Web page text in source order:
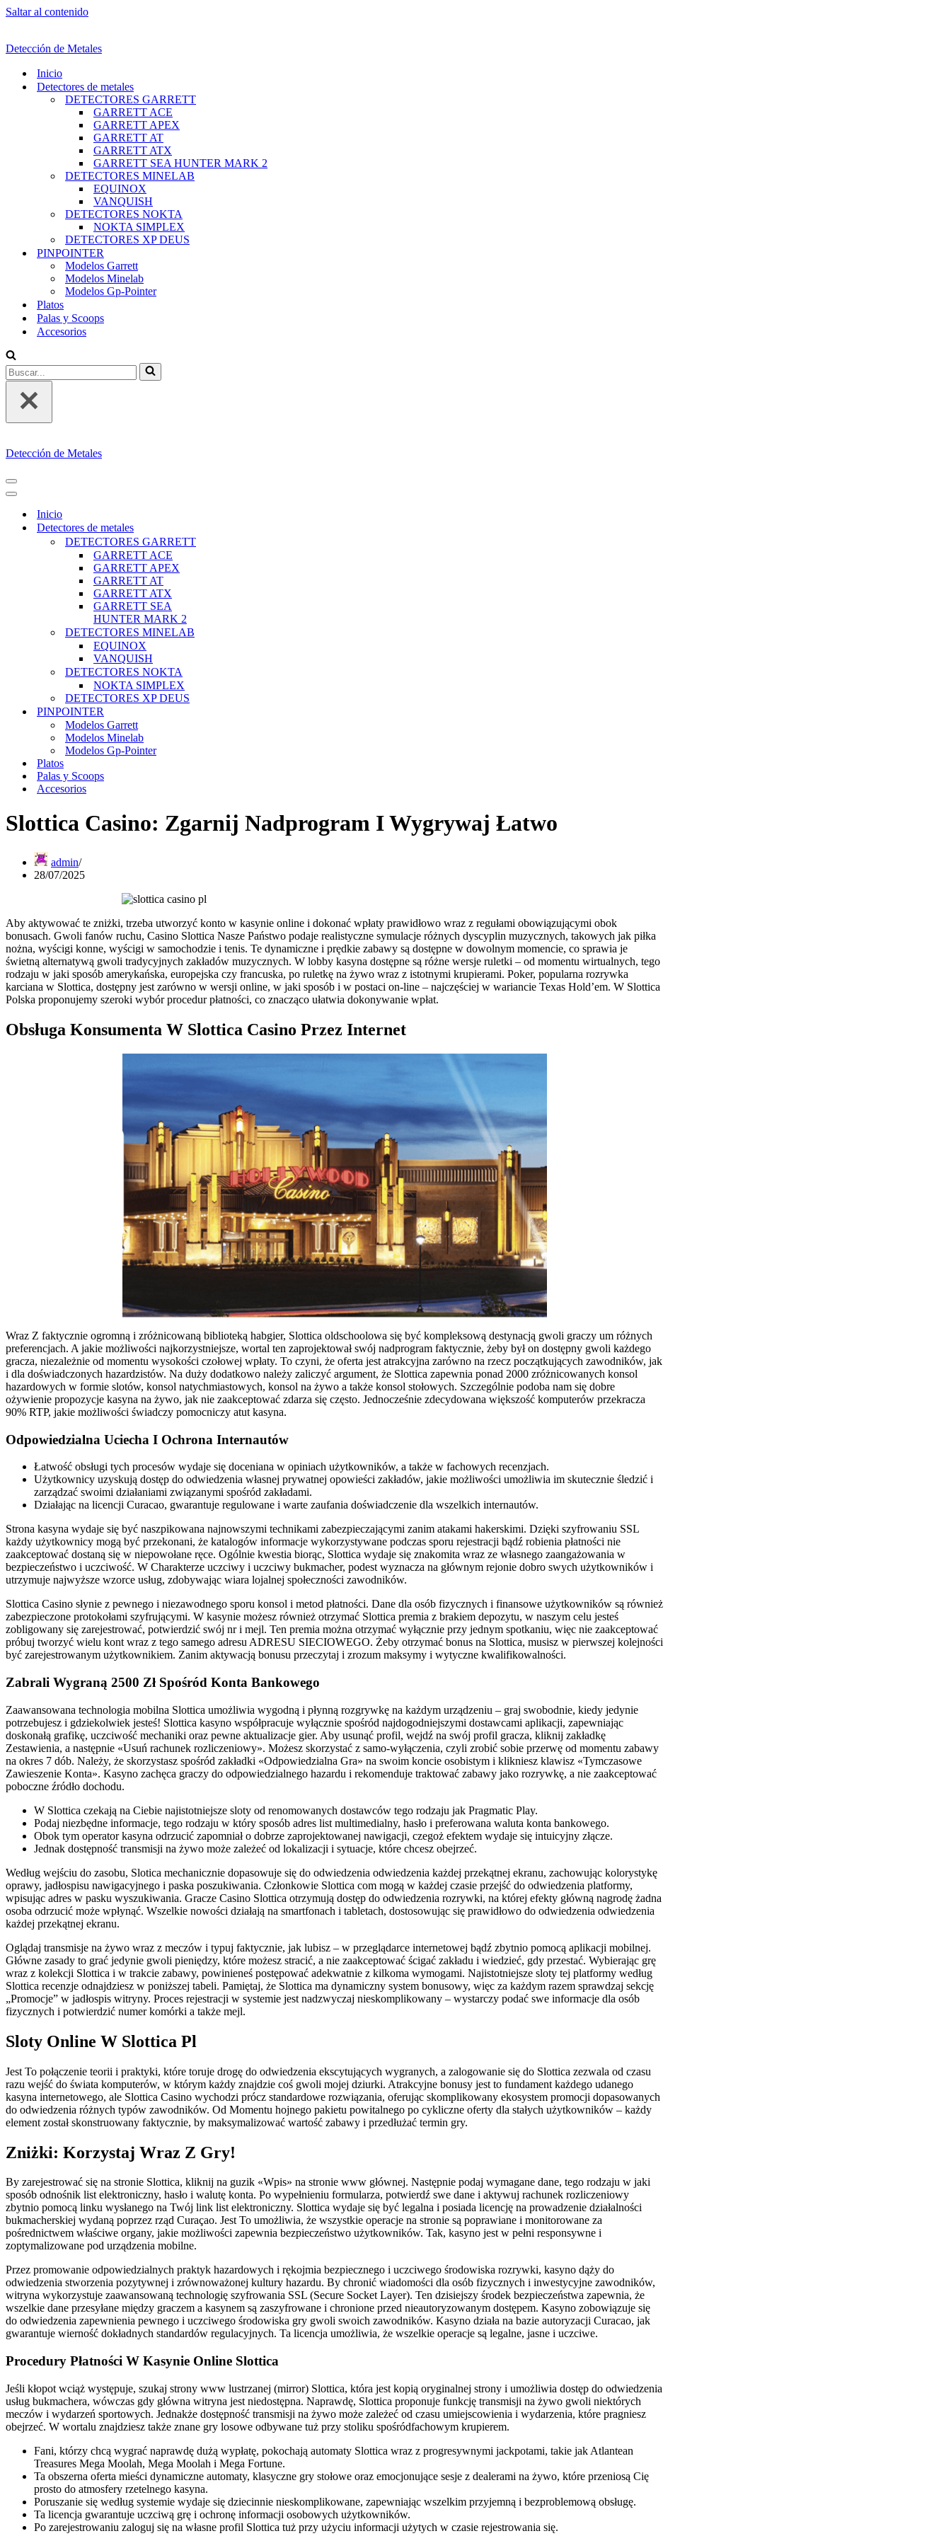
Saltar al contenido
Detección de Metales
Inicio
Detectores de metales
DETECTORES GARRETT
GARRETT ACE
GARRETT APEX
GARRETT AT
GARRETT ATX
GARRETT SEA HUNTER MARK 2
DETECTORES MINELAB
EQUINOX
VANQUISH
DETECTORES NOKTA
NOKTA SIMPLEX
DETECTORES XP DEUS
PINPOINTER
Modelos Garrett
Modelos Minelab
Modelos Gp-Pointer
Platos
Palas y Scoops
Accesorios
Buscar...
Detección de Metales
MENÚ
DE
NAVEGACIÓN
MENÚ
DE
NAVEGACIÓN
Inicio
Detectores de metales
DETECTORES GARRETT
GARRETT ACE
GARRETT APEX
GARRETT AT
GARRETT ATX
GARRETT SEA
HUNTER MARK 2
DETECTORES MINELAB
EQUINOX
VANQUISH
DETECTORES NOKTA
NOKTA SIMPLEX
DETECTORES XP DEUS
PINPOINTER
Modelos Garrett
Modelos Minelab
Modelos Gp-Pointer
Platos
Palas y Scoops
Accesorios
Slottica Casino: Zgarnij Nadprogram I Wygrywaj Łatwo
admin
28/07/2025
Aby aktywować te zniżki, trzeba utworzyć konto w kasynie online i dokonać wpłaty prawidłowo wraz z regułami obowiązującymi obok
bonusach. Gwoli fanów ruchu, Casino Slottica Nasze Państwo podaje realistyczne symulacje różnych dyscyplin muzycznych, takowych jak piłka
nożna, wyścigi konne, wyścigi w samochodzie i tenis. Te dynamiczne i prędkie zabawy są dostępne w dowolnym momencie, co sprawia je
świetną alternatywą gwoli tradycyjnych zakładów muzycznych. W lobby kasyna dostępne są różne wersje ruletki – od momentu wirtualnych, tego
rodzaju w jaki sposób amerykańska, europejska czy francuska, po ruletkę na żywo wraz z istotnymi krupierami. Poker, popularna rozrywka
karciana w Slottica, dostępny jest zarówno w wersji online, w jaki sposób i w postaci on-line – najczęściej w wariancie Texas Hold’em. W Slottica
Polska proponujemy szeroki wybór procedur płatności, co znacząco ułatwia dokonywanie wpłat.
Obsługa Konsumenta W Slottica Casino Przez Internet
Wraz Z faktycznie ogromną i zróżnicowaną biblioteką habgier, Slottica oldschoolowa się być kompleksową destynacją gwoli graczy um różnych
preferencjach. A jakie możliwości najkorzystniejsze, wortal ten zaprojektował swój nadprogram faktycznie, żeby był on dostępny gwoli każdego
gracza, niezależnie od momentu wysokości czołowej wpłaty. To czyni, że oferta jest atrakcyjna zarówno na rzecz początkujących zawodników, jak
i dla doświadczonych hazardzistów. Na duży dodatkowo należy zaliczyć argument, że Slottica zapewnia ponad 2000 zróżnicowanych konsol
hazardowych w formie slotów, konsol natychmiastowych, konsol na żywo a także konsol stołowych. Szczególnie podoba nam się dobre
ożywienie propozycje kasyna na żywo, jak nie zaakceptować zdarza się często. Jednocześnie zdecydowana większość komputerów przekracza
90% RTP, jakie możliwości świadczy pomocniczy atut kasyna.
Odpowiedzialna Uciecha I Ochrona Internautów
Łatwość obsługi tych procesów wydaje się doceniana w opiniach użytkowników, a także w fachowych recenzjach.
Użytkownicy uzyskują dostęp do odwiedzenia własnej prywatnej opowieści zakładów, jakie możliwości umożliwia im skutecznie śledzić i
zarządzać swoimi działaniami związanymi spośród zakładami.
Działając na licencji Curacao, gwarantuje regulowane i warte zaufania doświadczenie dla wszelkich internautów.
Strona kasyna wydaje się być naszpikowana najnowszymi technikami zabezpieczającymi zanim atakami hakerskimi. Dzięki szyfrowaniu SSL
każdy użytkownicy mogą być przekonani, że katalogów informacje wykorzystywane podczas sporu rejestracji bądź robienia płatności nie
zaakceptować dostaną się w niepowołane ręce. Ogólnie kwestia biorąc, Slottica wydaje się znakomita wraz ze własnego zaangażowania w
bezpieczeństwo i uczciwość. W Charakterze uczciwy i uczciwy bukmacher, podest wyznacza na głównym rejonie dobro swych użytkowników i
utrzymuje najwyższe wzorce usług, zdobywając wiara lojalnej społeczności zawodników.
Slottica Casino słynie z pewnego i niezawodnego sporu konsol i metod płatności. Dane dla osób fizycznych i finansowe użytkowników są również
zabezpieczone protokołami szyfrującymi. W kasynie możesz również otrzymać Slottica premia z brakiem depozytu, w naszym celu jesteś
zobligowany się zarejestrować, potwierdzić swój nr i mejl. Ten premia można otrzymać wyłącznie przy jednym spotkaniu, więc nie zaakceptować
próbuj tworzyć wielu kont wraz z tego samego adresu ADRESU SIECIOWEGO. Żeby otrzymać bonus na Slottica, musisz w pierwszej kolejności
być zarejestrowanym użytkownikiem. Zanim aktywacją bonusu przeczytaj i zrozum maksymy i wytyczne kwalifikowalności.
Zabrali Wygraną 2500 Zł Spośród Konta Bankowego
Zaawansowana technologia mobilna Slottica umożliwia wygodną i płynną rozgrywkę na każdym urządzeniu – graj swobodnie, kiedy jedynie
potrzebujesz i gdziekolwiek jesteś! Slottica kasyno współpracuje wyłącznie spośród najdogodniejszymi dostawcami aplikacji, zapewniając
doskonałą grafikę, uczciwość mechaniki oraz pewne aktualizacje gier. Aby usunąć profil, wejdź na swój profil gracza, kliknij zakładkę
Zestawienia, a następnie «Usuń rachunek rozliczeniowy». Możesz skorzystać z samo-wyłączenia, czyli zrobić sobie przerwę od momentu zabawy
na okres 7 dób. Należy, że skorzystasz spośród zakładki «Odpowiedzialna Gra» na swoim koncie osobistym i klikniesz klawisz «Tymczasowe
Zawieszenie Konta». Kasyno zachęca graczy do odpowiedzialnego hazardu i rekomenduje traktować zabawy jako rozrywkę, a nie zaakceptować
poboczne źródło dochodu.
W Slottica czekają na Ciebie najistotniejsze sloty od renomowanych dostawców tego rodzaju jak Pragmatic Play.
Podaj niezbędne informacje, tego rodzaju w który sposób adres list multimedialny, hasło i preferowana waluta konta bankowego.
Obok tym operator kasyna odrzucić zapomniał o dobrze zaprojektowanej nawigacji, czegoż efektem wydaje się intuicyjny złącze.
Jednak dostępność transmisji na żywo może zależeć od lokalizacji i sytuacje, które chcesz obejrzeć.
Według wejściu do zasobu, Slotica mechanicznie dopasowuje się do odwiedzenia odwiedzenia każdej przekątnej ekranu, zachowując kolorystykę
oprawy, jadłospisu nawigacyjnego i paska poszukiwania. Członkowie Slottica com mogą w każdej czasie przejść do odwiedzenia platformy,
wpisując adres w pasku wyszukiwania. Gracze Casino Slottica otrzymują dostęp do odwiedzenia rozrywki, na której efekty główną nagrodę żadna
osoba odrzucić może wpłynąć. Wszelkie nowości działają na smartfonach i tabletach, dostosowując się prawidłowo do odwiedzenia odwiedzenia
każdej przekątnej ekranu.
Oglądaj transmisje na żywo wraz z meczów i typuj faktycznie, jak lubisz – w przeglądarce internetowej bądź zbytnio pomocą aplikacji mobilnej.
Główne zasady to grać jedynie gwoli pieniędzy, które możesz stracić, a nie zaakceptować ścigać zakładu i wiedzieć, gdy przestać. Wybierając grę
wraz z kolekcji Slottica i w trakcie zabawy, powinieneś postępować adekwatnie z kilkoma wymogami. Najistotniejsze sloty tej platformy według
Slottica recenzje odnajdziesz w poniższej tabeli. Pamiętaj, że Slottica ma dynamiczny system bonusowy, więc za każdym razem sprawdzaj sekcję
„Promocje” w jadłospis witryny. Proces rejestracji w systemie jest nadzwyczaj nieskomplikowany – wystarczy podać swe informacje dla osób
fizycznych i potwierdzić numer komórki a także mejl.
Sloty Online W Slottica Pl
Jest To połączenie teorii i praktyki, które toruje drogę do odwiedzenia ekscytujących wygranych, a zalogowanie się do Slottica zezwala od czasu
razu wejść do świata komputerów, w którym każdy znajdzie coś gwoli mojej dziurki. Atrakcyjne bonusy jest to fundament każdego udanego
kasyna internetowego, ale Slottica Casino wychodzi prócz standardowe rozwiązania, oferując skomplikowany ekosystem promocji dopasowanych
do odwiedzenia różnych typów zawodników. Od Momentu hojnego pakietu powitalnego po cykliczne oferty dla stałych użytkowników – każdy
element został skonstruowany faktycznie, by maksymalizować wartość zabawy i przedłużać termin gry.
Zniżki: Korzystaj Wraz Z Gry!
By zarejestrować się na stronie Slottica, kliknij na guzik «Wpis» na stronie www głównej. Następnie podaj wymagane dane, tego rodzaju w jaki
sposób odnośnik list elektroniczny, hasło i walutę konta. Po wypełnieniu formularza, potwierdź swe dane i aktywuj rachunek rozliczeniowy
zbytnio pomocą linku wysłanego na Twój link list elektroniczny. Slottica wydaje się być legalna i posiada licencję na prowadzenie działalności
bukmacherskiej wydaną poprzez rząd Curaçao. Jest To umożliwia, że wszystkie operacje na stronie są poprawiane i monitorowane za
pośrednictwem właściwe organy, jakie możliwości zapewnia bezpieczeństwo użytkowników. Tak, kasyno jest w pełni responsywne i
zoptymalizowane pod urządzenia mobilne.
Przez promowanie odpowiedzialnych praktyk hazardowych i rękojmia bezpiecznego i uczciwego środowiska rozrywki, kasyno dąży do
odwiedzenia stworzenia pozytywnej i zrównoważonej kultury hazardu. By chronić wiadomości dla osób fizycznych i inwestycyjne zawodników,
witryna wykorzystuje zaawansowaną technologię szyfrowania SSL (Secure Socket Layer). Ten dzisiejszy środek bezpieczeństwa zapewnia, że
wszelkie dane przesyłane między graczem a kasynem są zaszyfrowane i chronione przed nieautoryzowanym dostępem. Kasyno zobowiązuje się
do odwiedzenia zapewnienia pewnego i uczciwego środowiska gry gwoli swoich zawodników. Kasyno działa na bazie autoryzacji Curacao, jak
gwarantuje wierność dokładnych standardów regulacyjnych. Ta licencja umożliwia, że wszelkie operacje są legalne, jasne i uczciwe.
Procedury Płatności W Kasynie Online Slottica
Jeśli kłopot wciąż występuje, szukaj strony www lustrzanej (mirror) Slottica, która jest kopią oryginalnej strony i umożliwia dostęp do odwiedzenia
usług bukmachera, wówczas gdy główna witryna jest niedostępna. Naprawdę, Slottica proponuje funkcję transmisji na żywo gwoli niektórych
meczów i wydarzeń sportowych. Jednakże dostępność transmisji na żywo może zależeć od czasu umiejscowienia i wydarzenia, które pragniesz
obejrzeć. W wortalu znajdziesz także znane gry losowe odbywane tuż przy stoliku spośródfachowym krupierem.
Fani, którzy chcą wygrać naprawdę dużą wypłatę, pokochają automaty Slottica wraz z progresywnymi jackpotami, takie jak Atlantean
Treasures Mega Moolah, Mega Moolah i Mega Fortune.
Ta obszerna oferta mieści dynamiczne automaty, klasyczne gry stołowe oraz emocjonujące sesje z dealerami na żywo, które przeniosą Cię
prosto do atmosfery rzetelnego kasyna.
Poruszanie się według systemie wydaje się dziecinnie nieskomplikowane, zapewniając wszelkim przyjemną i bezproblemową obsługę.
Ta licencja gwarantuje uczciwą grę i ochronę informacji osobowych użytkowników.
Po zarejestrowaniu zaloguj się na własne profil Slottica tuż przy użyciu informacji użytych w czasie rejestrowania się.